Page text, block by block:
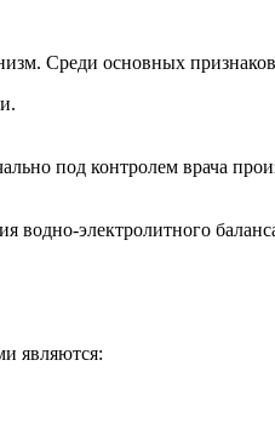
Среди основных
под контролем врача
водно-электролитного
являются: